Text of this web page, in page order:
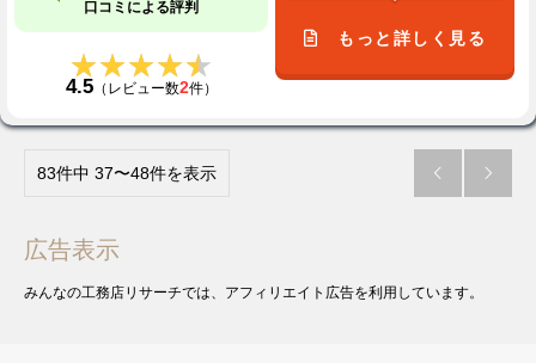
口コミによる評判
★★★★★
★★★★★
4.5（レビュー数2件）
もっと詳しく見る
83件中 37〜48件を表示  
広告表示
みんなの工務店リサーチでは、アフィリエイト広告を利用しています。